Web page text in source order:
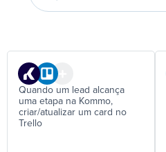
Quando um lead alcança
uma etapa na Kommo,
criar/atualizar um card no
Trello